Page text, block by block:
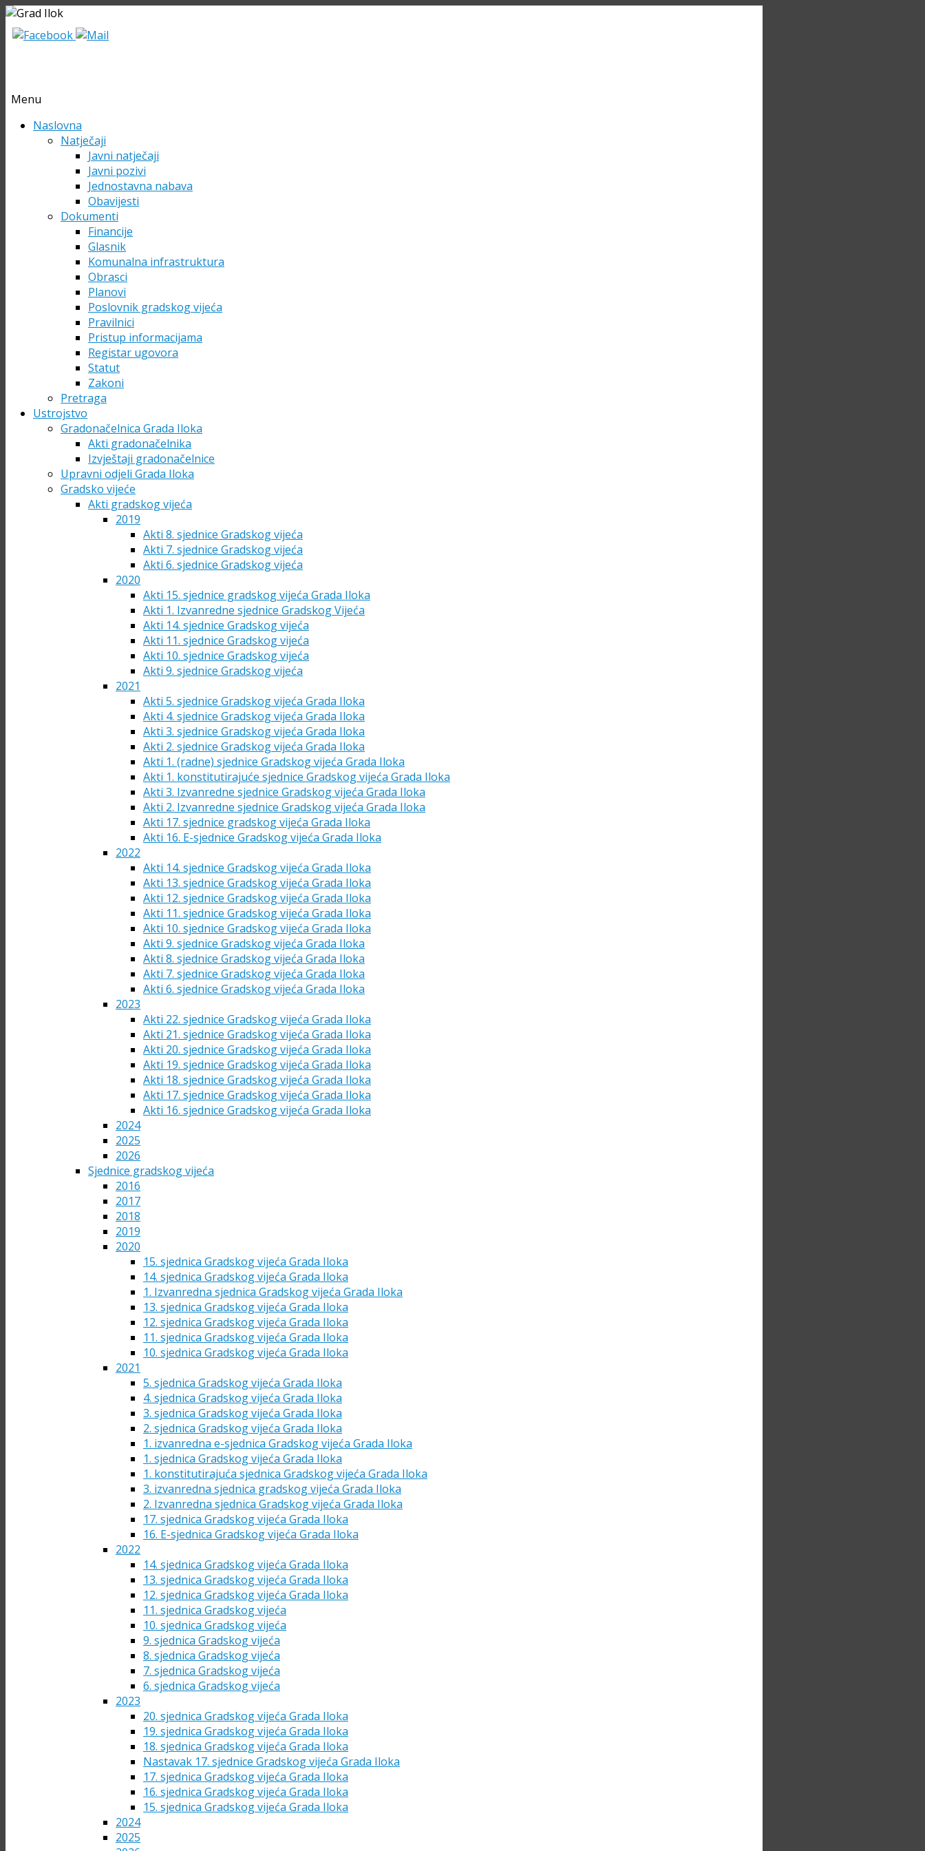
Menu
Skip Naslovna
Natječaji
Javni natječaji
Javni pozivi
Jednostavna nabava
Obavijesti
Dokumenti
Financije
Glasnik
Komunalna infrastruktura
Obrasci
Planovi
Poslovnik gradskog vijeća
Pravilnici
Pristup informacijama
Registar ugovora
Statut
Zakoni
Pretraga
Ustrojstvo
Gradonačelnica Grada Iloka
Akti gradonačelnika
Izvještaji gradonačelnice
Upravni odjeli Grada Iloka
Gradsko vijeće
Akti gradskog vijeća
2019
Akti 8. sjednice Gradskog vijeća
Akti 7. sjednice Gradskog vijeća
Akti 6. sjednice Gradskog vijeća
2020
Akti 15. sjednice gradskog vijeća Grada Iloka
Akti 1. Izvanredne sjednice Gradskog Vijeća
Akti 14. sjednice Gradskog vijeća
Akti 11. sjednice Gradskog vijeća
Akti 10. sjednice Gradskog vijeća
Akti 9. sjednice Gradskog vijeća
2021
Akti 5. sjednice Gradskog vijeća Grada Iloka
Akti 4. sjednice Gradskog vijeća Grada Iloka
Akti 3. sjednice Gradskog vijeća Grada Iloka
Akti 2. sjednice Gradskog vijeća Grada Iloka
Akti 1. (radne) sjednice Gradskog vijeća Grada Iloka
Akti 1. konstitutirajuće sjednice Gradskog vijeća Grada Iloka
Akti 3. Izvanredne sjednice Gradskog vijeća Grada Iloka
Akti 2. Izvanredne sjednice Gradskog vijeća Grada Iloka
Akti 17. sjednice gradskog vijeća Grada Iloka
Akti 16. E-sjednice Gradskog vijeća Grada Iloka
2022
Akti 14. sjednice Gradskog vijeća Grada Iloka
Akti 13. sjednice Gradskog vijeća Grada Iloka
Akti 12. sjednice Gradskog vijeća Grada Iloka
Akti 11. sjednice Gradskog vijeća Grada Iloka
Akti 10. sjednice Gradskog vijeća Grada Iloka
Akti 9. sjednice Gradskog vijeća Grada Iloka
Akti 8. sjednice Gradskog vijeća Grada Iloka
Akti 7. sjednice Gradskog vijeća Grada Iloka
Akti 6. sjednice Gradskog vijeća Grada Iloka
2023
Akti 22. sjednice Gradskog vijeća Grada Iloka
Akti 21. sjednice Gradskog vijeća Grada Iloka
Akti 20. sjednice Gradskog vijeća Grada Iloka
Akti 19. sjednice Gradskog vijeća Grada Iloka
Akti 18. sjednice Gradskog vijeća Grada Iloka
Akti 17. sjednice Gradskog vijeća Grada Iloka
Akti 16. sjednice Gradskog vijeća Grada Iloka
2024
2025
2026
Sjednice gradskog vijeća
2016
2017
2018
2019
2020
15. sjednica Gradskog vijeća Grada Iloka
14. sjednica Gradskog vijeća Grada Iloka
1. Izvanredna sjednica Gradskog vijeća Grada Iloka
13. sjednica Gradskog vijeća Grada Iloka
12. sjednica Gradskog vijeća Grada Iloka
11. sjednica Gradskog vijeća Grada Iloka
10. sjednica Gradskog vijeća Grada Iloka
2021
5. sjednica Gradskog vijeća Grada Iloka
4. sjednica Gradskog vijeća Grada Iloka
3. sjednica Gradskog vijeća Grada Iloka
2. sjednica Gradskog vijeća Grada Iloka
1. izvanredna e-sjednica Gradskog vijeća Grada Iloka
1. sjednica Gradskog vijeća Grada Iloka
1. konstitutirajuća sjednica Gradskog vijeća Grada Iloka
3. izvanredna sjednica gradskog vijeća Grada Iloka
2. Izvanredna sjednica Gradskog vijeća Grada Iloka
17. sjednica Gradskog vijeća Grada Iloka
16. E-sjednica Gradskog vijeća Grada Iloka
2022
14. sjednica Gradskog vijeća Grada Iloka
13. sjednica Gradskog vijeća Grada Iloka
12. sjednica Gradskog vijeća Grada Iloka
11. sjednica Gradskog vijeća
10. sjednica Gradskog vijeća
9. sjednica Gradskog vijeća
8. sjednica Gradskog vijeća
7. sjednica Gradskog vijeća
6. sjednica Gradskog vijeća
2023
20. sjednica Gradskog vijeća Grada Iloka
19. sjednica Gradskog vijeća Grada Iloka
18. sjednica Gradskog vijeća Grada Iloka
Nastavak 17. sjednice Gradskog vijeća Grada Iloka
17. sjednica Gradskog vijeća Grada Iloka
16. sjednica Gradskog vijeća Grada Iloka
15. sjednica Gradskog vijeća Grada Iloka
2024
2025